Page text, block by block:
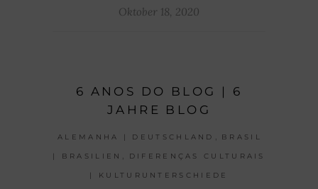
Oktober 18, 2020
6 ANOS DO BLOG | 6
JAHRE BLOG
ALEMANHA | DEUTSCHLAND BRASIL
| BRASILIEN DIFERENÇAS CULTURAIS
| KULTURUNTERSCHIEDE